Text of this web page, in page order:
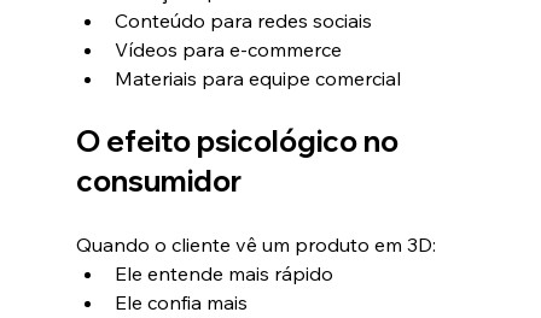
Conteúdo para redes sociais
Vídeos para e-commerce
Materiais para equipe comercial
O efeito psicológico no
consumidor
Quando o cliente vê um produto em 3D:
Ele entende mais rápido
Ele confia mais